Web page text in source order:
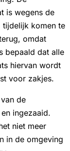
is wegens de
tijdelijk komen te
omdat
bepaald dat alle
hiervan wordt
voor zakjes.
de
ingezaaid.
niet meer
in de omgeving